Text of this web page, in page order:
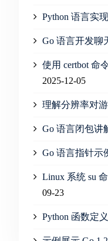
Python 语言实
Go 语言开发聊
使用 certbot 命
2025-12-05
理解分辨率对
Go 语言闭包讲
Go 语言指针示
Linux 系统 su
09-23
Python 函数定